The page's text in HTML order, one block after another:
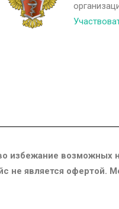
избежание возможных
не является офертой.